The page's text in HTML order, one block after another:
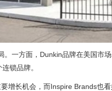
。一方面，Dunkin品牌在美国市
锁品牌。
增长机会，而Inspire Brands也